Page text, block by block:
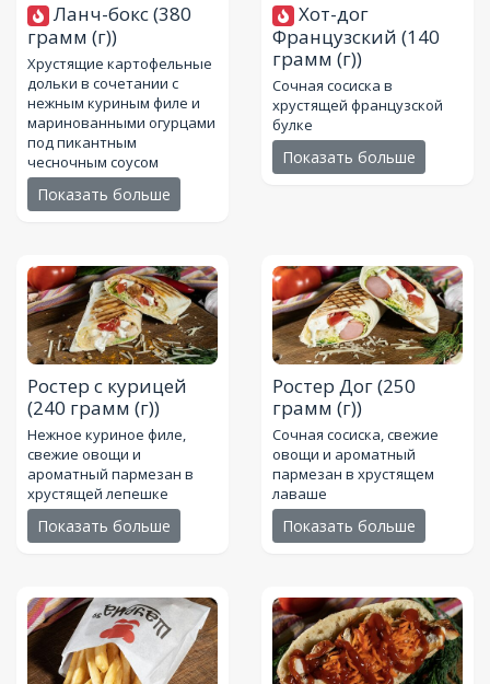
Ланч-бокс(380
грамм (г))
Хрустящие картофельные
дольки в сочетании с
нежным куриным филе и
маринованными огурцами
под пикантным
чесночным соусом
Показать больше
Хот-дог
Французский (140
грамм (г))
Сочная сосиска в
хрустящей французской
булке
Показать больше
Ростер с курицей
(240 грамм (г))
Нежное куриное филе,
свежие овощи и
ароматный пармезан в
хрустящей лепешке
Показать больше
Ростер Дог(250
грамм (г))
Сочная сосиска, свежие
овощи и ароматный
пармезан в хрустящем
лаваше
Показать больше